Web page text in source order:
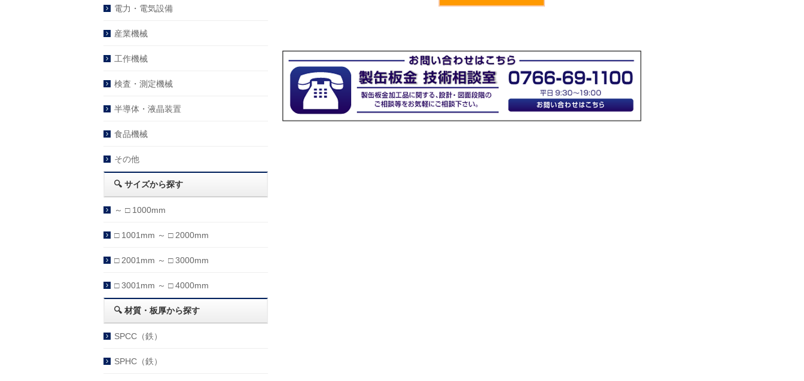
電力・電気設備
産業機械
工作機械
検査・測定機械
半導体・液晶装置
食品機械
その他
🔍 サイズから探す
～ □ 1000mm
□ 1001mm ～ □ 2000mm
□ 2001mm ～ □ 3000mm
□ 3001mm ～ □ 4000mm
🔍 材質・板厚から探す
SPCC（鉄）
SPHC（鉄）